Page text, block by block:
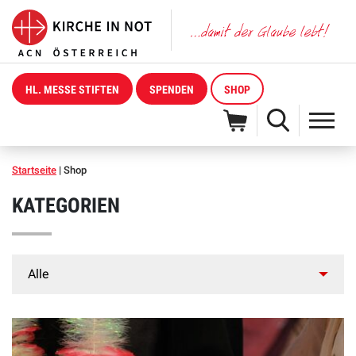
HL. MESSE STIFTEN SPENDEN SHOP
Startseite | Shop
KATEGORIEN